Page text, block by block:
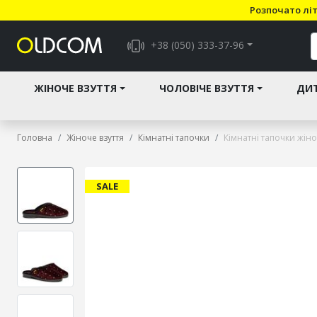
Розпочато
+38 (050) 333-37-96
ЖІНОЧЕ ВЗУТТЯ ЧОЛОВІЧЕ ВЗУТТЯ
Головна Жіноче взуття Кімнатні тапочки Кімнатні тапочки
SALE